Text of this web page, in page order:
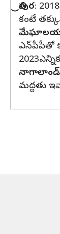
త్రిపుర:
కంటే
ఎన్‌పీపీతో
మద్దతు